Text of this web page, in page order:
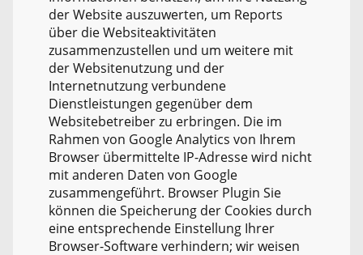
der Website auszuwerten, um Reports
über die Websiteaktivitäten
zusammenzustellen und um weitere mit
der Websitenutzung und der
Internetnutzung verbundene
Dienstleistungen gegenüber dem
Websitebetreiber zu erbringen. Die im
Rahmen von Google Analytics von Ihrem
Browser übermittelte IP-Adresse wird nicht
mit anderen Daten von Google
zusammengeführt. Browser Plugin Sie
können die Speicherung der Cookies durch
eine entsprechende Einstellung Ihrer
Browser-Software verhindern; wir weisen